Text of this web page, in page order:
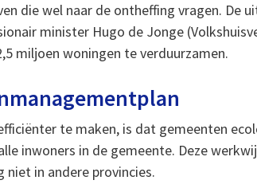
die wel naar de ontheffing vragen. De
minister Hugo de Jonge
miljoen woningen te verduurzamen.
te maken, is dat gemeenten
inwoners in de gemeente. Deze
niet in andere provincies.